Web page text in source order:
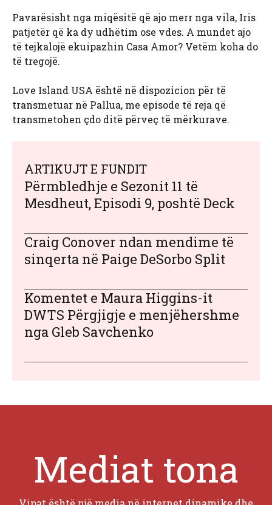
Pavarësisht nga miqësitë që ajo merr nga vila, Iris
patjetër që ka dy udhëtim ose vdes. A mundet ajo
të tejkalojë ekuipazhin Casa Amor? Vetëm koha do
të tregojë.
Love Island USA është në dispozicion për të
transmetuar në Pallua, me episode të reja që
transmetohen çdo ditë përveç të mërkurave.
ARTIKUJT E FUNDIT
Përmbledhje e Sezonit 11 të
Mesdheut, Episodi 9, poshtë Deck
Craig Conover ndan mendime të
sinqerta në Paige DeSorbo Split
Komentet e Maura Higgins-it
DWTS Përgjigje e menjëhershme
nga Gleb Savchenko
Mediat tona